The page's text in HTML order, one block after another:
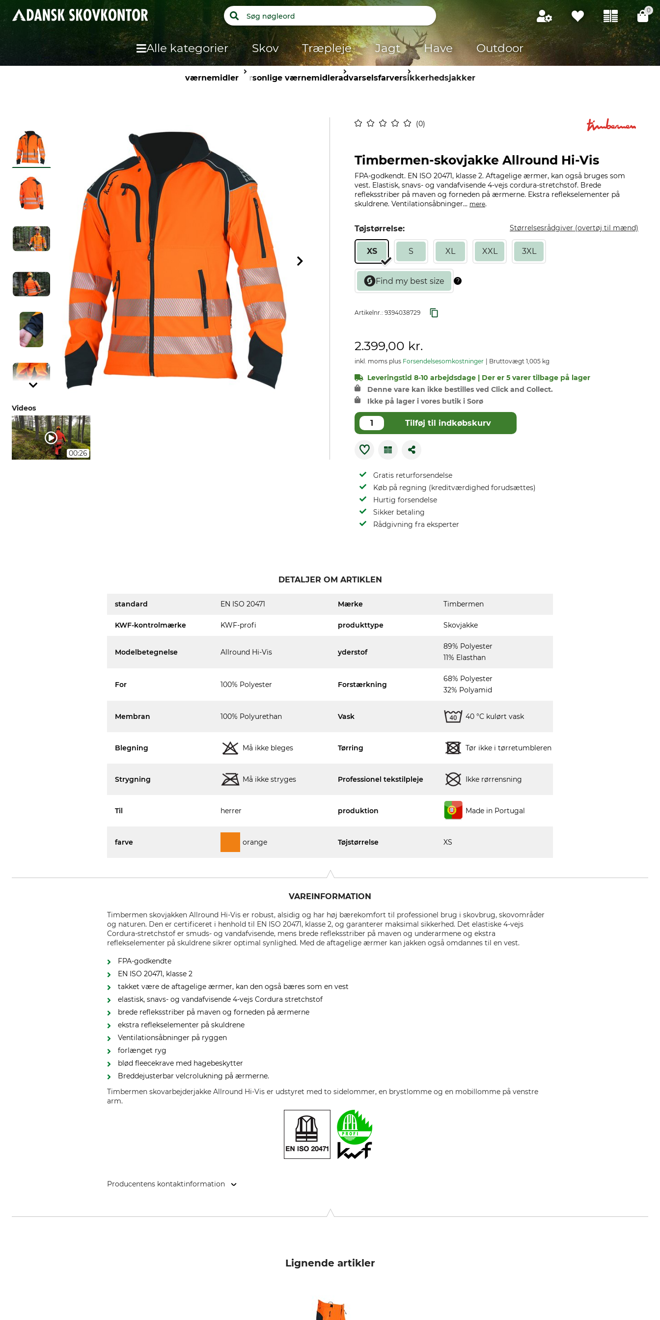
0
Alle kategorier Skov Træpleje Jagt Have Outdoor
værnemidlerpersonlige værnemidleradvarselsfarversikkerhedsjakker
0
Videos
00:26
Timbermen-skovjakke Allround Hi-Vis
FPA-godkendt. EN ISO 20471, klasse 2. Aftagelige ærmer, kan også bruges som
vest. Elastisk, snavs- og vandafvisende 4-vejs cordura-stretchstof. Brede
refleksstriber på maven og forneden på ærmerne. Ekstra reflekselementer på
skuldrene. Ventilationsåbninger... mere.
Tøjstørrelse: Størrelsesrådgiver (overtøj til mænd)
XS S XL XXL 3XL
Artikelnr.: 9394038729
2.399,00 kr.
inkl. moms plus Forsendelsesomkostninger Bruttovægt 1,005 kg
Leveringstid 8-10 arbejdsdage | Der er 5 varer tilbage på lager
Denne vare kan ikke bestilles ved Click and Collect.
Ikke på lager i vores butik i Sorø
Tilføj til indkøbskurv
Gratis returforsendelse
Køb på regning (kreditværdighed forudsættes)
Hurtig forsendelse
Sikker betaling
Rådgivning fra eksperter
DETALJER OM ARTIKLEN
standard EN ISO 20471 Mærke Timbermen
KWF-kontrolmærke KWF-profi produkttype Skovjakke
Modelbetegnelse Allround Hi-Vis yderstof
89% Polyester
11% Elasthan
For 100% Polyester Forstærkning
68% Polyester
32% Polyamid
Membran 100% Polyurethan Vask 40 °C kulørt vask
Blegning Må ikke bleges Tørring Tør ikke i tørretumbleren
Strygning Må ikke stryges Professionel tekstilpleje Ikke rørrensning
Til herrer produktion Made in Portugal
farve orange Tøjstørrelse XS
VAREINFORMATION
Timbermen skovjakken Allround Hi-Vis er robust, alsidig og har høj bærekomfort til professionel brug i skovbrug, skovområder
og naturen. Den er certificeret i henhold til EN ISO 20471, klasse 2, og garanterer maksimal sikkerhed. Det elastiske 4-vejs
Cordura-stretchstof er smuds- og vandafvisende, mens brede refleksstriber på maven og underarmene og ekstra
reflekselementer på skuldrene sikrer optimal synlighed. Med de aftagelige ærmer kan jakken også omdannes til en vest.
FPA-godkendte
EN ISO 20471, klasse 2
takket være de aftagelige ærmer, kan den også bæres som en vest
elastisk, snavs- og vandafvisende 4-vejs Cordura stretchstof
brede refleksstriber på maven og forneden på ærmerne
ekstra reflekselementer på skuldrene
Ventilationsåbninger på ryggen
forlænget ryg
blød fleecekrave med hagebeskytter
Breddejusterbar velcrolukning på ærmerne.
Timbermen skovarbejderjakke Allround Hi-Vis er udstyret med to sidelommer, en brystlomme og en mobillomme på venstre
arm.
Producentens kontaktinformation
Lignende artikler